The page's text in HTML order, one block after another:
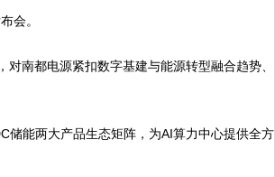
会。
南都电源紧扣数字基建与能源转型融合趋势、
能两大产品生态矩阵，为AI算力中心提供全方